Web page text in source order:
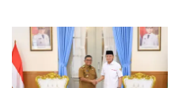
Pelestarian Budaya